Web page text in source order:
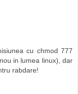
cu chmod 777
in lumea linux), dar
rabdare!